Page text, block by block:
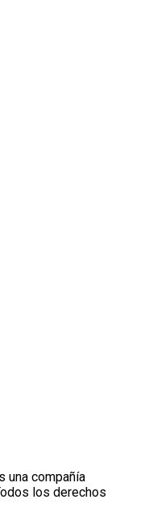
una compañía
los derechos